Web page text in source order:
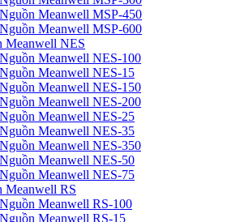
Meanwell MSP-450
Meanwell MSP-600
Meanwell NES
Meanwell NES-100
Meanwell NES-15
Meanwell NES-150
Meanwell NES-200
Meanwell NES-25
Meanwell NES-35
Meanwell NES-350
Meanwell NES-50
Meanwell NES-75
Meanwell RS
Meanwell RS-100
Meanwell RS-15